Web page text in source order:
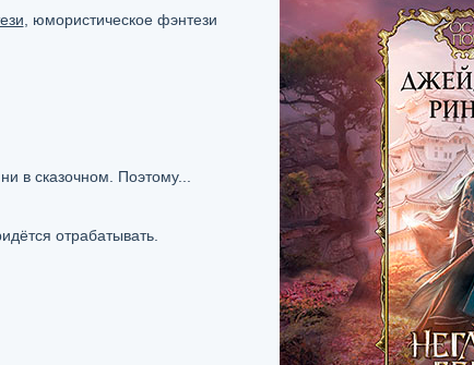
, юмористическое фэнтези
в сказочном. Поэтому...
отрабатывать.